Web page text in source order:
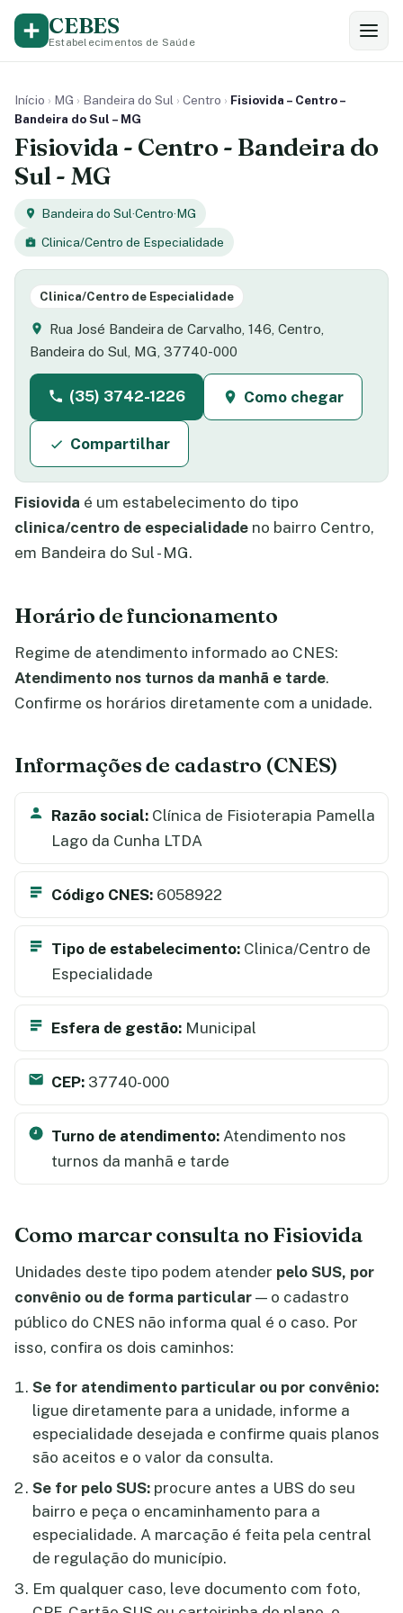
CEBES
Estabelecimentos de Saúde
Início › MG › Bandeira do Sul › Centro › Fisiovida – Centro –
Bandeira do Sul – MG
Fisiovida - Centro - Bandeira do
Sul - MG
Bandeira do Sul·Centro·MG
Clinica/Centro de Especialidade
Clinica/Centro de Especialidade
Rua José Bandeira de Carvalho, 146, Centro,
Bandeira do Sul, MG, 37740-000
(35) 3742-1226 Como chegar
Compartilhar
Fisiovida é um estabelecimento do tipo
clinica/centro de especialidade no bairro Centro,
em Bandeira do Sul - MG.
Horário de funcionamento
Regime de atendimento informado ao CNES:
Atendimento nos turnos da manhã e tarde.
Confirme os horários diretamente com a unidade.
Informações de cadastro (CNES)
Razão social: Clínica de Fisioterapia Pamella
Lago da Cunha LTDA
Código CNES: 6058922
Tipo de estabelecimento: Clinica/Centro de
Especialidade
Esfera de gestão: Municipal
CEP: 37740-000
Turno de atendimento: Atendimento nos
turnos da manhã e tarde
Como marcar consulta no Fisiovida
Unidades deste tipo podem atender pelo SUS, por
convênio ou de forma particular — o cadastro
público do CNES não informa qual é o caso. Por
isso, confira os dois caminhos:
Se for atendimento particular ou por convênio:
ligue diretamente para a unidade, informe a
especialidade desejada e confirme quais planos
são aceitos e o valor da consulta.
Se for pelo SUS: procure antes a UBS do seu
bairro e peça o encaminhamento para a
especialidade. A marcação é feita pela central
de regulação do município.
Em qualquer caso, leve documento com foto,